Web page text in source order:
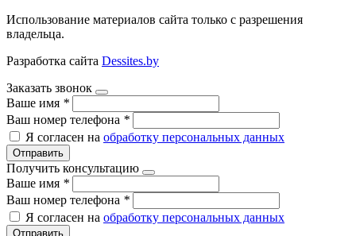
Использование материалов сайта только с разрешения
владельца.
Разработка сайта Dessites.by
Заказать звонок
Ваше имя *
Ваш номер телефона *
Я согласен на обработку персональных данных
Отправить
Получить консультацию
Ваше имя *
Ваш номер телефона *
Я согласен на обработку персональных данных
Отправить